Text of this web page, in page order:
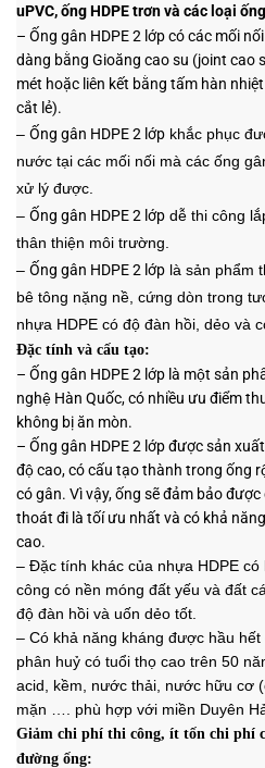
uPVC, ống HDPE trơn và các loại
– Ống gân HDPE 2 lớpcó các mối
dàng bằng Gioăng cao su (joint cao
mét hoặc liên kết bằng tấm hàn
cắt lẻ).
– Ống gân HDPE2 lớp khắc phục
nước tại các mối nối mà các ống
xử lý được.
– Ống gân HDPE 2 lớp dễ thi công
thân thiện môi trường.
– Ống gân HDPE 2 lớp là sản phẩm
bê tông nặng nề, cứng dòn trong
nhựa HDPE có độ đàn hồi, dẻo và
Đặc tính và cấu tạo:
– Ống gân HDPE 2 lớp là một sản
nghệ Hàn Quốc, có nhiều ưu điểm
không bị ăn mòn.
– Ống gân HDPE 2 lớpđược sản xuất
độ cao, có cấu tạo thành trong ống
có gân. Vì vậy, ống sẽ đảm bảo
thoát đi là tốí ưu nhất và có khả
cao.
– Đặc tính khác của nhựa HDPE
công có nền móng đất yếu và đất
độ đàn hồi và uốn dẻo tốt.
– Có khả năng kháng được hầu hết
phân huỷ có tuổi thọ cao trên 50
acid, kềm, nước thải, nước hữu cơ
mặn …. phù hợp với miền Duyên
Giảm chi phí thi công, ít tốn chi phí
đường ống: